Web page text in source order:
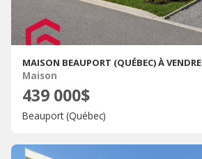
MAISON BEAUPORT (QUÉBEC) À VENDRE
Maison
439 000$
Beauport (Québec)